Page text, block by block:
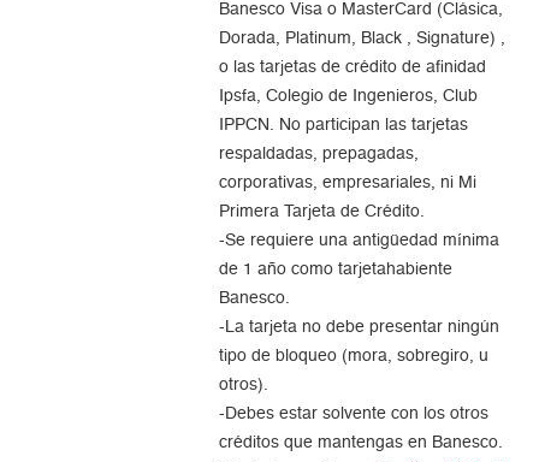
Banesco Visa o MasterCard (Clásica,
Dorada, Platinum, Black , Signature) ,
o las tarjetas de crédito de afinidad
Ipsfa, Colegio de Ingenieros, Club
IPPCN. No participan las tarjetas
respaldadas, prepagadas,
corporativas, empresariales, ni Mi
Primera Tarjeta de Crédito.
-Se requiere una antigüedad mínima
de 1 año como tarjetahabiente
Banesco.
-La tarjeta no debe presentar ningún
tipo de bloqueo (mora, sobregiro, u
otros).
-Debes estar solvente con los otros
créditos que mantengas en Banesco.